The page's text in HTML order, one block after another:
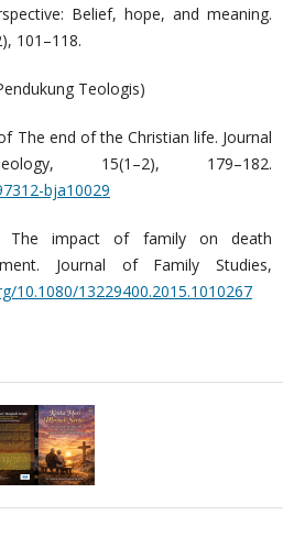
Belief, hope, and meaning.
101–118.
Teologis)
The end of the Christian life. Journal
15(1–2), 179–182.
bja10029
The impact of family on death
Journal of Family Studies,
10.1080/13229400.2015.1010267